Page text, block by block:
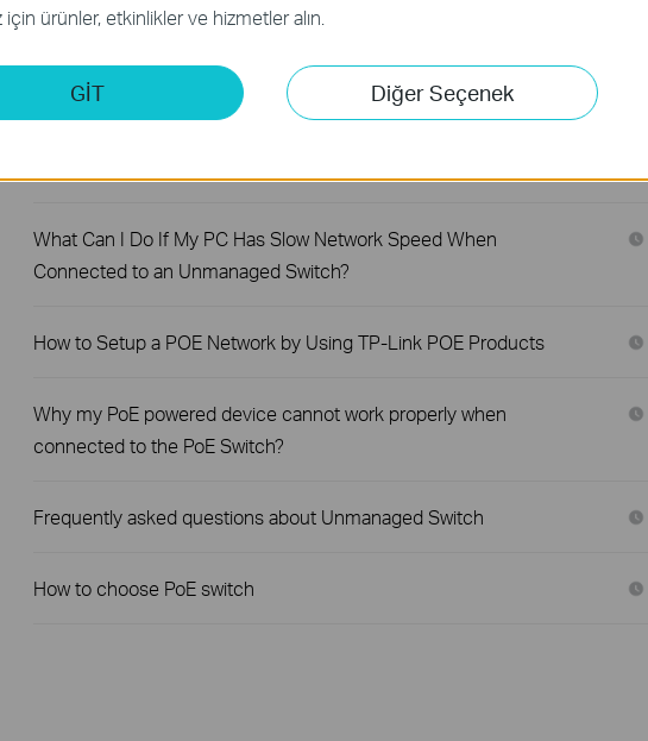
Why Are the Ethernet LED Indicators Off on My TP-Link
Unmanaged Switch?
What Can I Do If My PC Has Slow Network Speed When
Connected to an Unmanaged Switch?
How to Setup a POE Network by Using TP-Link POE Products
Why my PoE powered device cannot work properly when
connected to the PoE Switch?
Frequently asked questions about Unmanaged Switch
How to choose PoE switch
için ürünler, etkinlikler ve hizmetler alın.
GİT Diğer Seçenek